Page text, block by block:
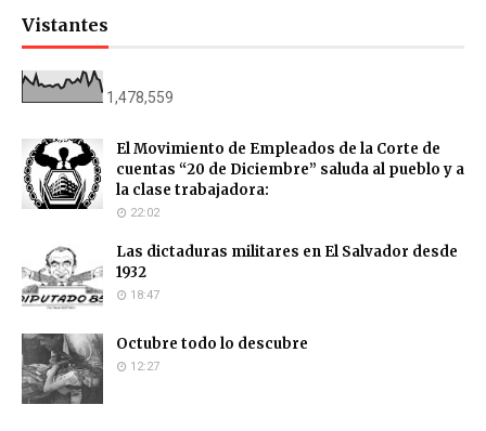
Vistantes
1,478,559
El Movimiento de Empleados de la Corte de
cuentas “20 de Diciembre” saluda al pueblo y a
la clase trabajadora:
22:02
Las dictaduras militares en El Salvador desde
1932
18:47
Octubre todo lo descubre
12:27